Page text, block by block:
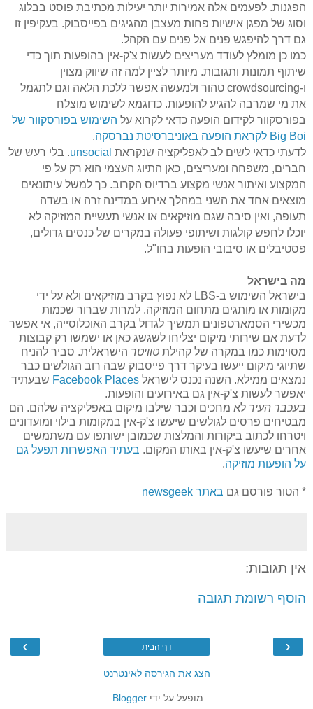
הפגנות. לפעמים אלה אמירות יותר יעילות מכתיבת פוסט בבלוג
וסוג של מפגן אישיות פחות מעצבן מהגיגים בפייסבוק. בעקיפין זו
גם דרך להיפגש פנים אל פנים עם הקהל.
כמו כן מומלץ לעודד מעריצים לעשות צ'ק-אין בהופעות תוך כדי
שיתוף תמונות ותגובות. מיותר לציין למה זה שיווק מצוין
ו-crowdsourcing טהור ולמעשה אפשר ללכת הלאה וגם לתגמל
את מי שמרבה להגיע להופעות. כדוגמא לשימוש מוצלח
בפורסקוור לקידום הופעה כדאי לקרוא על השימוש בפורסקוור של
Big Boi לקראת הופעה באוניברסיטת נברסקה.
לדעתי כדאי לשים לב לאפליקציה שנקראת unsocial. בלי רעש של
חברים, משפחה ומעריצים, כאן התיוג העצמי הוא רק על פי
המקצוע ואיתור אנשי מקצוע ברדיוס הקרוב. כך למשל עיתונאים
מוצאים אחד את השני במהלך אירוע במדינה זרה או בשדה
תעופה, ואין סיבה שגם מוזיקאים או אנשי תעשיית המוזיקה לא
יוכלו לחפש קולגות ושיתופי פעולה במקרים של כנסים גדולים,
פסטיבלים או סיבובי הופעות בחו"ל.
מה בישראל
בישראל השימוש ב-LBS לא נפוץ בקרב מוזיקאים ולא על ידי
מקומות או מותגים מתחום המוזיקה. למרות שברור שכמות
מכשירי הסמארטפונים תמשיך לגדול בקרב האוכלוסייה, אי אפשר
לדעת אם שירותי מיקום יצליחו לשגשג כאן או ישמשו רק קבוצות
מסוימות כמו במקרה של קהילת טוויטר הישראלית. סביר להניח
שתיוגי מיקום ייעשו בעיקר דרך פייסבוק שבה רוב הגולשים כבר
נמצאים ממילא. השנה נכנס לישראל Facebook Places שבעתיד
יאפשר לעשות צ'ק-אין גם באירועים והופעות.
בעכבר העיר לא מחכים וכבר שילבו מיקום באפליקציה שלהם. הם
מבטיחים פרסים לגולשים שיעשו צ'ק-אין במקומות בילוי ומועדונים
ויטרחו לכתוב ביקורות והמלצות שכמובן ישותפו עם משתמשים
אחרים שיעשו צ'ק-אין באותו המקום. בעתיד האפשרות תפעל גם
על הופעות מוזיקה.
* הטור פורסם גם באתר newsgeek
אין תגובות:
הוסף רשומת תגובה
‹
› דף הבית
הצג את הגירסה לאינטרנט
מופעל על ידי Blogger